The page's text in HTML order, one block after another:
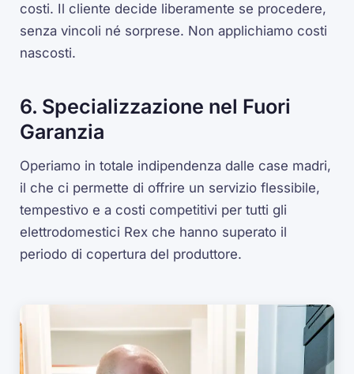
costi. Il cliente decide liberamente se procedere,
senza vincoli né sorprese. Non applichiamo costi
nascosti.
6. Specializzazione nel Fuori
Garanzia
Operiamo in totale indipendenza dalle case madri,
il che ci permette di offrire un servizio flessibile,
tempestivo e a costi competitivi per tutti gli
elettrodomestici Rex che hanno superato il
periodo di copertura del produttore.